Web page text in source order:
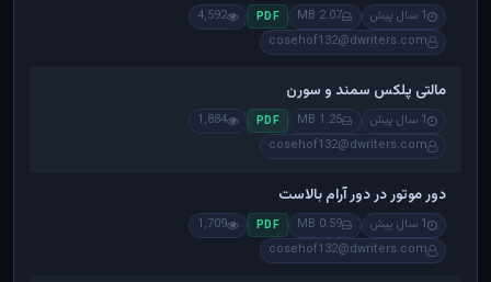
1 سال پیش 2.07 MB
PDF
4,592
cosehof132@dwriters.com
مالتی پلکس سمند و سورن
1 سال پیش 1.25 MB
PDF
1,884
cosehof132@dwriters.com
دور موتور در دور آرام بالاست
1 سال پیش 0.59 MB
PDF
1,709
cosehof132@dwriters.com